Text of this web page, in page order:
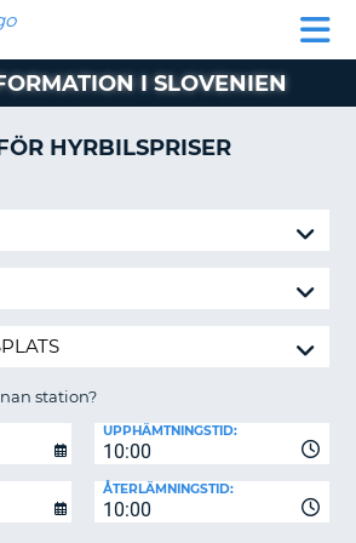
I SLOVENIEN
HYRBILSPRISER
station?
10:00
UPPHÄMTNINGSTID:
10:00
ÅTERLÄMNINGSTID: